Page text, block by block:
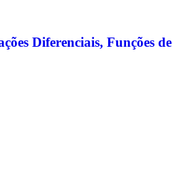
Diferenciais, Funções